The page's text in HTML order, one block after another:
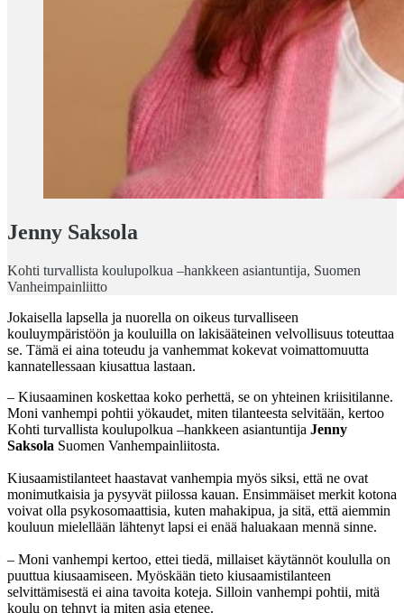
Jenny Saksola
Kohti turvallista koulupolkua –hankkeen asiantuntija, Suomen
Vanheimpainliitto
Jokaisella lapsella ja nuorella on oikeus turvalliseen
kouluympäristöön ja kouluilla on lakisääteinen velvollisuus toteuttaa
se. Tämä ei aina toteudu ja vanhemmat kokevat voimattomuutta
kannatellessaan kiusattua lastaan.
– Kiusaaminen koskettaa koko perhettä, se on yhteinen kriisitilanne.
Moni vanhempi pohtii yökaudet, miten tilanteesta selvitään, kertoo
Kohti turvallista koulupolkua –hankkeen asiantuntija Jenny
Saksola Suomen Vanhempainliitosta.
Kiusaamistilanteet haastavat vanhempia myös siksi, että ne ovat
monimutkaisia ja pysyvät piilossa kauan. Ensimmäiset merkit kotona
voivat olla psykosomaattisia, kuten mahakipua, ja sitä, että aiemmin
kouluun mielellään lähtenyt lapsi ei enää haluakaan mennä sinne.
– Moni vanhempi kertoo, ettei tiedä, millaiset käytännöt koululla on
puuttua kiusaamiseen. Myöskään tieto kiusaamistilanteen
selvittämisestä ei aina tavoita koteja. Silloin vanhempi pohtii, mitä
koulu on tehnyt ja miten asia etenee.